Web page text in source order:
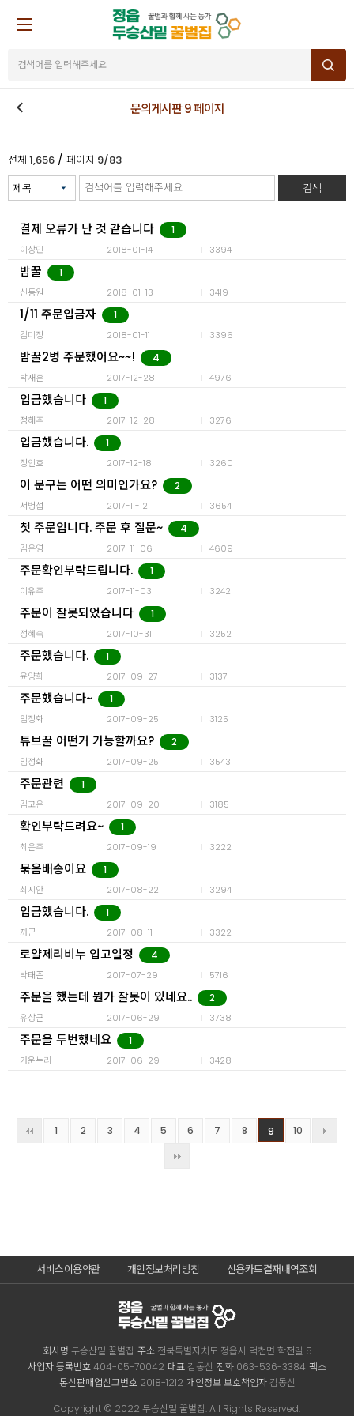
문의게시판 9 페이지
전체 1,656 / 페이지 9/83
검색
결제 오류가 난 것 같습니다 1
이상민 2018-01-14 3394
밤꿀 1
신동원 2018-01-13 3419
1/11 주문입금자 1
김미정 2018-01-11 3396
밤꿀2병 주문했어요~~! 4
박재훈 2017-12-28 4976
입금했습니다 1
정해주 2017-12-28 3276
입금했습니다. 1
정인호 2017-12-18 3260
이 문구는 어떤 의미인가요? 2
서병섭 2017-11-12 3654
첫 주문입니다. 주문 후 질문~ 4
김은영 2017-11-06 4609
주문확인부탁드립니다. 1
이유주 2017-11-03 3242
주문이 잘못되었습니다 1
정혜숙 2017-10-31 3252
주문했습니다. 1
윤양희 2017-09-27 3137
주문했습니다~ 1
임정화 2017-09-25 3125
튜브꿀 어떤거 가능할까요? 2
임정화 2017-09-25 3543
주문관련 1
김고은 2017-09-20 3185
확인부탁드려요~ 1
최은주 2017-09-19 3222
묶음배송이요 1
최지안 2017-08-22 3294
입금했습니다. 1
까군 2017-08-11 3322
로얄제리비누 입고일정 4
박태준 2017-07-29 5716
주문을 했는데 뭔가 잘못이 있네요.. 2
유상근 2017-06-29 3738
주문을 두번했네요 1
가운누리 2017-06-29 3428
1 2 3 4 5 6 7 8 9 10
서비스이용약관 개인정보처리방침 신용카드결재내역조회
회사명 두승산밑 꿀벌집 주소전북특별자치도 정읍시 덕천면 학전길 5
사업자 등록번호404-05-70042 대표 김동신 전화 063-536-3384 팩스
통신판매업신고번호2018-1212 개인정보 보호책임자김동신
Copyright © 2022 두승산밑 꿀벌집. All Rights Reserved.